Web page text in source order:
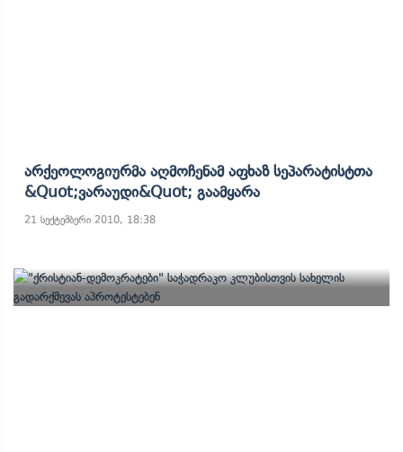
Არქეოლოგიურმა Აღმოჩენამ Აფხაზ Სეპარატისტთა
&quot;ვარაუდი&quot; Გაამყარა
21 სექტემბერი 2010, 18:38